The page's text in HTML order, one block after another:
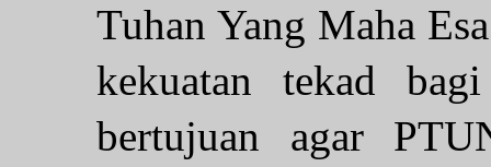
Tuhan Yang Maha
kekuatan tekad
bertujuan agar